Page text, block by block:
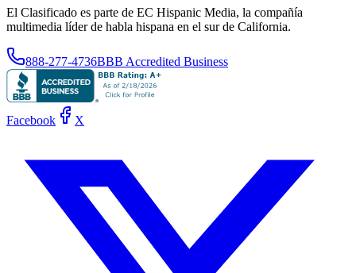
El Clasificado es parte de EC Hispanic Media, la compañía
multimedia líder de habla hispana en el sur de California.
888-277-4736BBB Accredited Business
Facebook X